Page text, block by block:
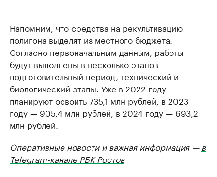
Напомним, что средства на рекультивацию
полигона выделят из местного бюджета.
Согласно первоначальным данным, работы
будут выполнены в несколько этапов —
подготовительный период, технический и
биологический этапы. Уже в 2022 году
планируют освоить 735,1 млн рублей, в 2023
году — 905,4 млн рублей, в 2024 году — 693,2
млн рублей.
Оперативные новости и важная информация — в
Telegram-канале РБК Ростов